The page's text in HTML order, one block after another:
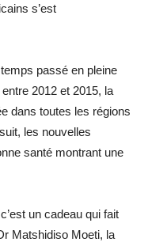
s’est
passé en pleine
2012 et 2015, la
dans toutes les régions
les nouvelles
santé montrant une
un cadeau qui fait
Matshidiso Moeti, la